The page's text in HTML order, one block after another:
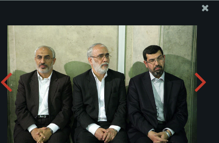
تحميل الألبوم: zip